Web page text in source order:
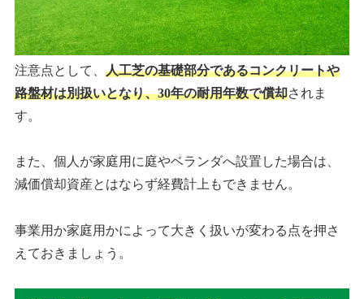
注意点として、人工芝の基礎部分であるコンクリートや
路盤材は別扱いとなり、30年の耐用年数で償却されま
す。
また、個人が家庭用に庭やベランダへ設置した場合は、
減価償却資産とはならず経費計上もできません。
事業用か家庭用かによって大きく扱いが変わる点を押さ
えておきましょう。